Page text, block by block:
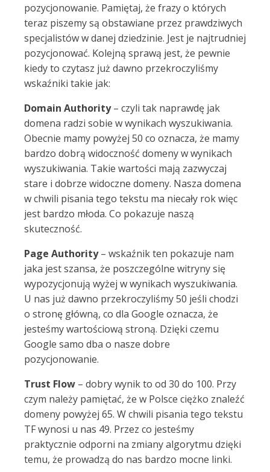
pozycjonowanie. Pamiętaj, że frazy o których
teraz piszemy są obstawiane przez prawdziwych
specjalistów w danej dziedzinie. Jest je najtrudniej
pozycjonować. Kolejną sprawą jest, że pewnie
kiedy to czytasz już dawno przekroczyliśmy
wskaźniki takie jak:
Domain Authority– czyli tak naprawdę jak
domena radzi sobie w wynikach wyszukiwania.
Obecnie mamy powyżej 50 co oznacza, że mamy
bardzo dobrą widoczność domeny w wynikach
wyszukiwania. Takie wartości mają zazwyczaj
stare i dobrze widoczne domeny. Nasza domena
w chwili pisania tego tekstu ma niecały rok więc
jest bardzo młoda. Co pokazuje naszą
skuteczność.
Page Authority– wskaźnik ten pokazuje nam
jaka jest szansa, że poszczególne witryny się
wypozycjonują wyżej w wynikach wyszukiwania.
U nas już dawno przekroczyliśmy 50 jeśli chodzi
o stronę główną, co dla Google oznacza, że
jesteśmy wartościową stroną. Dzięki czemu
Google samo dba o nasze dobre
pozycjonowanie.
Trust Flow – dobry wynik to od 30 do 100. Przy
czym należy pamiętać, że w Polsce ciężko znaleźć
domeny powyżej 65. W chwili pisania tego tekstu
TF wynosi u nas 49. Przez co jesteśmy
praktycznie odporni na zmiany algorytmu dzięki
temu, że prowadzą do nas bardzo mocne linki.